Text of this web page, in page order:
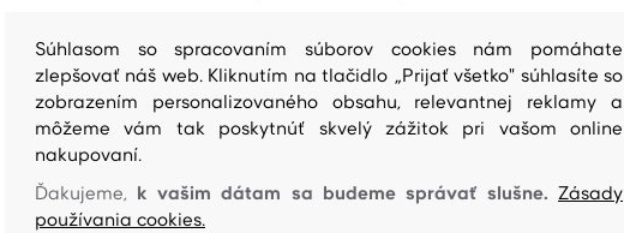
ZĽAVA -50 % NOVINKA
Súhlasom so spracovaním súborov cookies nám pomáhate
zlepšovať náš web. Kliknutím na tlačidlo „Prijať všetko" súhlasíte so
zobrazením personalizovaného obsahu, relevantnej reklamy a
môžeme vám tak poskytnúť skvelý zážitok pri vašom online
nakupovaní.
Ďakujeme, k vašim dátam sa budeme správať slušne. Zásady
používania cookies.